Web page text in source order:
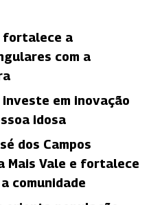
fortalece a
com a
em inovação
idosa
dos Campos
Mais Vale e fortalece
comunidade